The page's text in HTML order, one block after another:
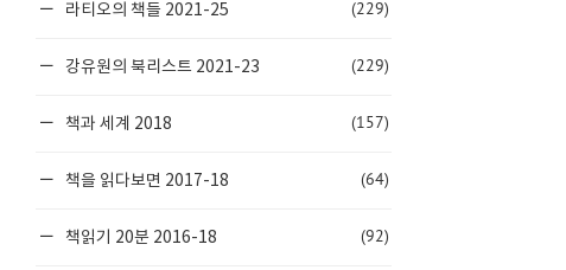
라티오의 책들 2021-25 (229)
강유원의 북리스트 2021-23 (229)
책과 세계 2018 (157)
책을 읽다보면 2017-18 (64)
책읽기 20분 2016-18 (92)